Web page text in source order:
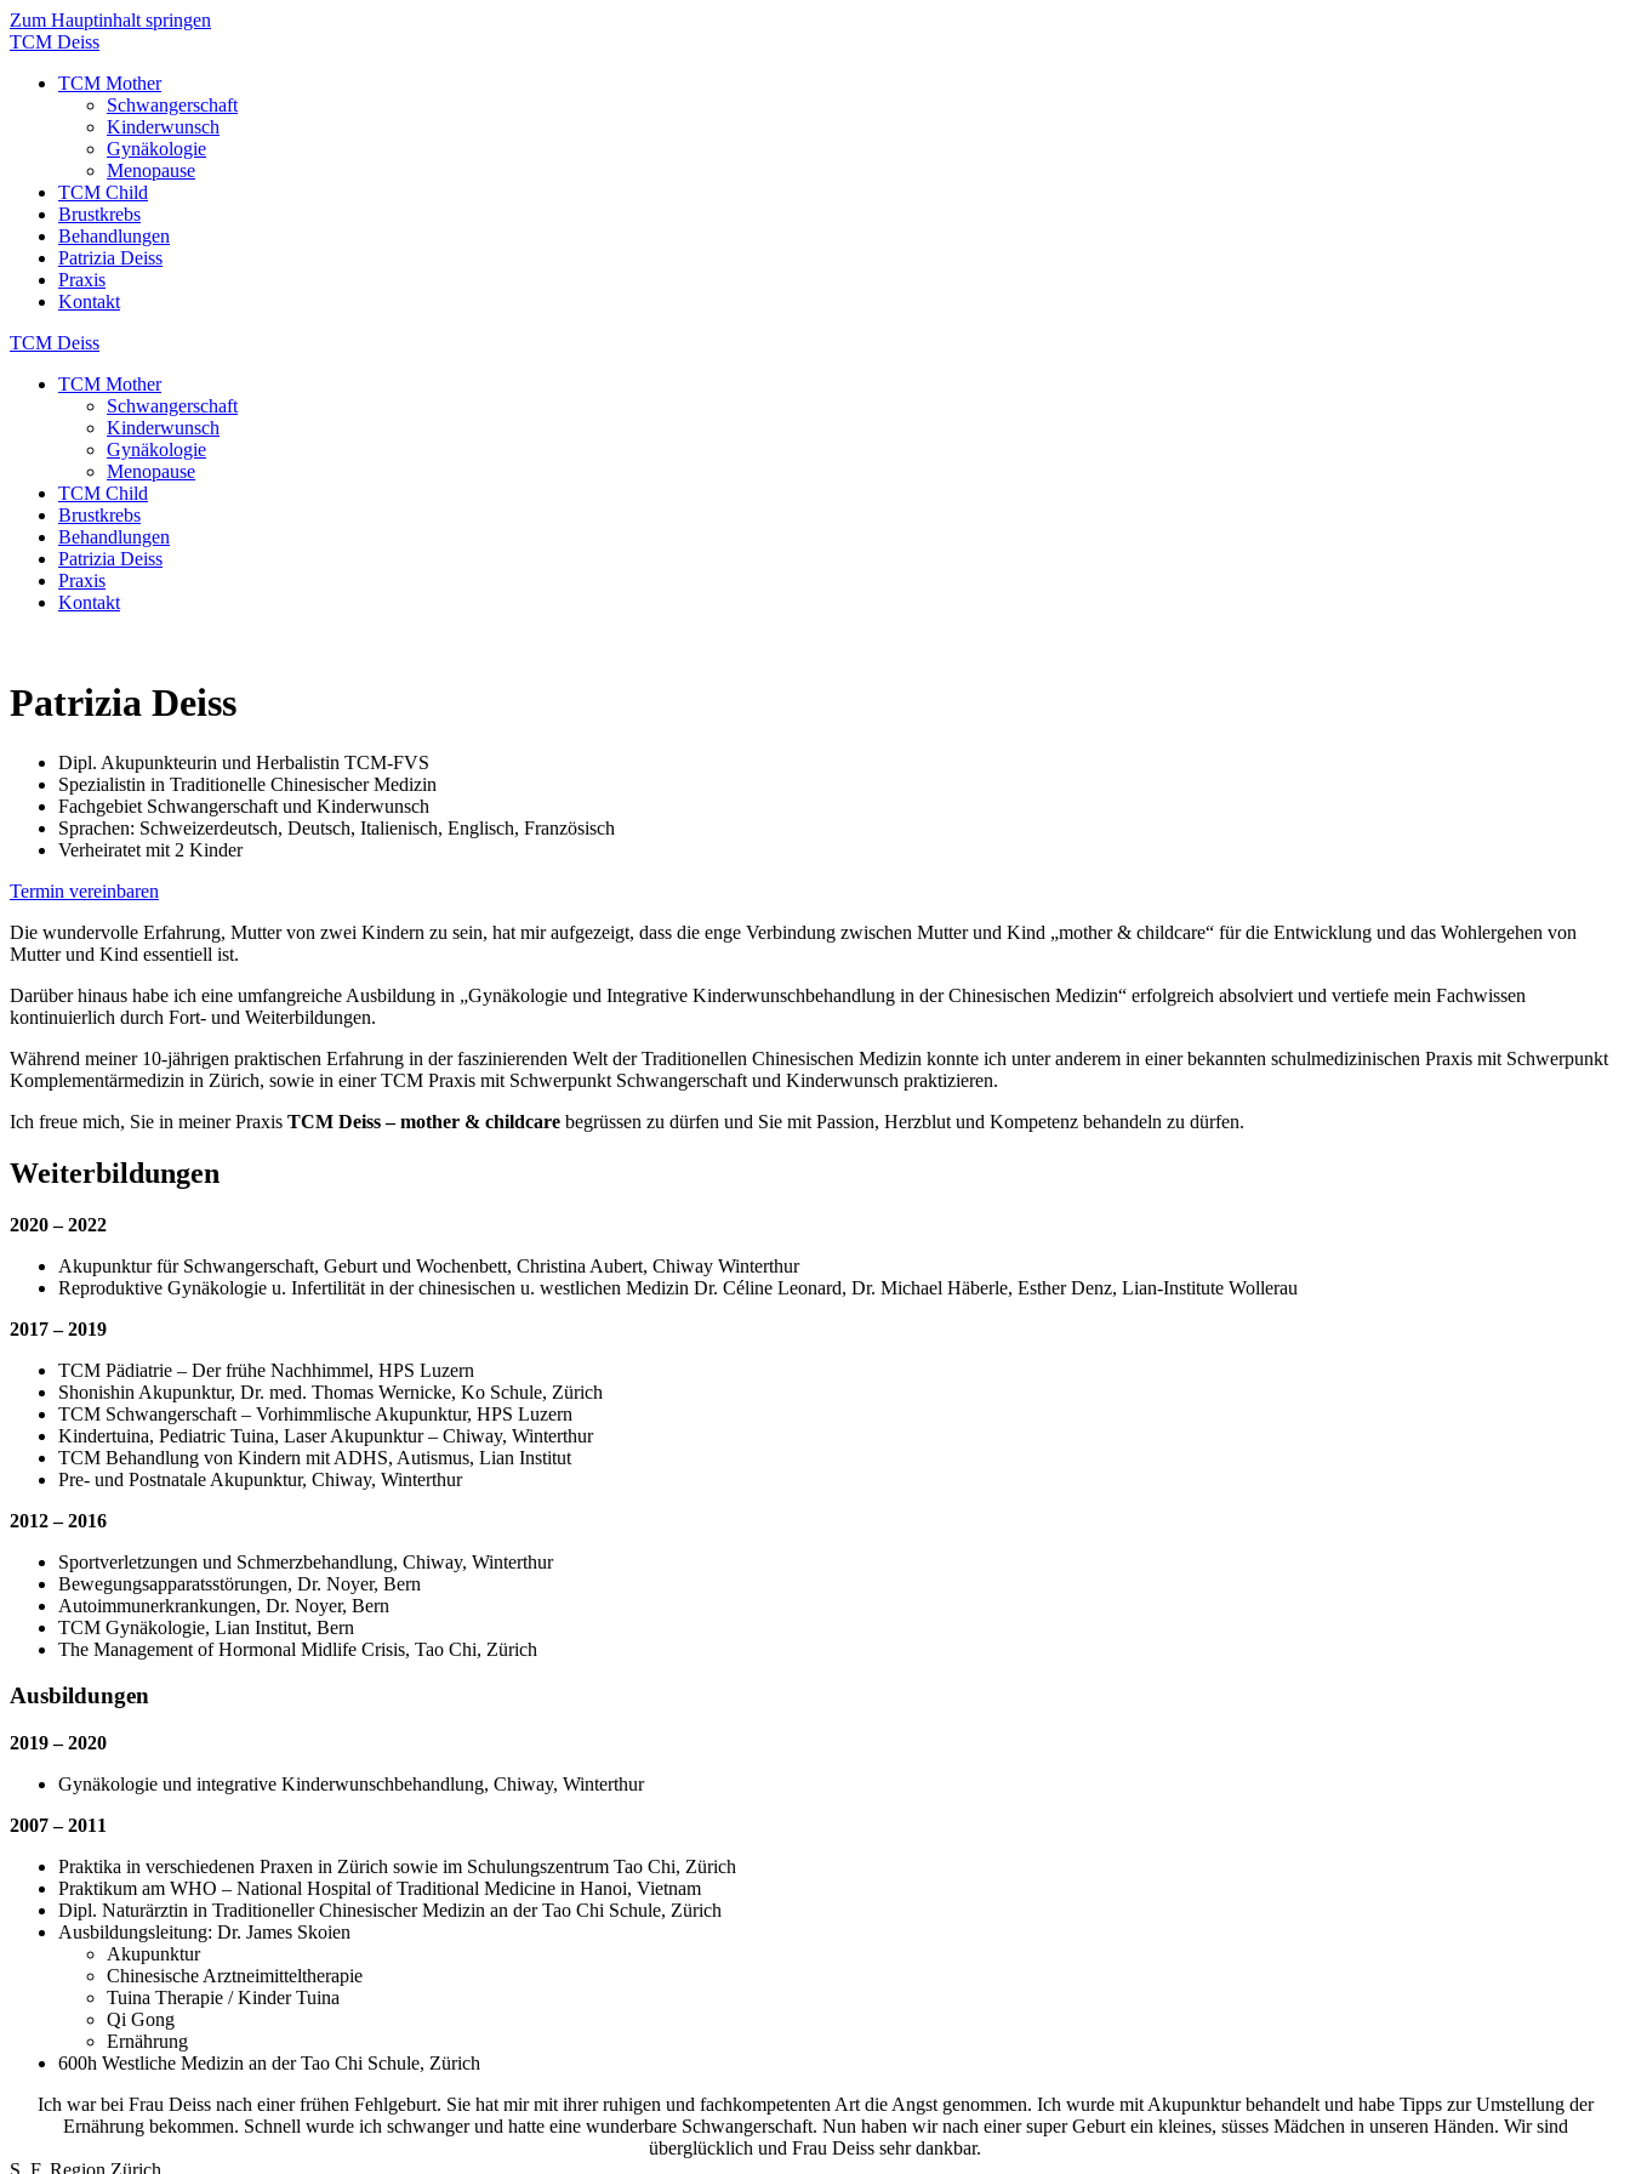
Zum Hauptinhalt springen
TCM Deiss
TCM Mother
Schwangerschaft
Kinderwunsch
Gynäkologie
Menopause
TCM Child
Brustkrebs
Behandlungen
Patrizia Deiss
Praxis
Kontakt
TCM Deiss
TCM Mother
Schwangerschaft
Kinderwunsch
Gynäkologie
Menopause
TCM Child
Brustkrebs
Behandlungen
Patrizia Deiss
Praxis
Kontakt
Patrizia Deiss
Dipl. Akupunkteurin und Herbalistin TCM-FVS
Spezialistin in Traditionelle Chinesischer Medizin
Fachgebiet Schwangerschaft und Kinderwunsch
Sprachen: Schweizerdeutsch, Deutsch, Italienisch, Englisch, Französisch
Verheiratet mit 2 Kinder
Termin vereinbaren
Die wundervolle Erfahrung, Mutter von zwei Kindern zu sein, hat mir aufgezeigt, dass die enge Verbindung zwischen Mutter und Kind „mother & childcare“ für die Entwicklung und das Wohlergehen von
Mutter und Kind essentiell ist.
Darüber hinaus habe ich eine umfangreiche Ausbildung in „Gynäkologie und Integrative Kinderwunschbehandlung in der Chinesischen Medizin“ erfolgreich absolviert und vertiefe mein Fachwissen
kontinuierlich durch Fort- und Weiterbildungen.
Während meiner 10-jährigen praktischen Erfahrung in der faszinierenden Welt der Traditionellen Chinesischen Medizin konnte ich unter anderem in einer bekannten schulmedizinischen Praxis mit Schwerpunkt
Komplementärmedizin in Zürich, sowie in einer TCM Praxis mit Schwerpunkt Schwangerschaft und Kinderwunsch praktizieren.
Ich freue mich, Sie in meiner Praxis TCM Deiss – mother & childcare begrüssen zu dürfen und Sie mit Passion, Herzblut und Kompetenz behandeln zu dürfen.
Weiterbildungen
2020 – 2022
Akupunktur für Schwangerschaft, Geburt und Wochenbett, Christina Aubert, Chiway Winterthur
Reproduktive Gynäkologie u. Infertilität in der chinesischen u. westlichen Medizin Dr. Céline Leonard, Dr. Michael Häberle, Esther Denz, Lian-Institute Wollerau
2017 – 2019
TCM Pädiatrie – Der frühe Nachhimmel, HPS Luzern
Shonishin Akupunktur, Dr. med. Thomas Wernicke, Ko Schule, Zürich
TCM Schwangerschaft – Vorhimmlische Akupunktur, HPS Luzern
Kindertuina, Pediatric Tuina, Laser Akupunktur – Chiway, Winterthur
TCM Behandlung von Kindern mit ADHS, Autismus, Lian Institut
Pre- und Postnatale Akupunktur, Chiway, Winterthur
2012 – 2016
Sportverletzungen und Schmerzbehandlung, Chiway, Winterthur
Bewegungsapparatsstörungen, Dr. Noyer, Bern
Autoimmunerkrankungen, Dr. Noyer, Bern
TCM Gynäkologie, Lian Institut, Bern
The Management of Hormonal Midlife Crisis, Tao Chi, Zürich
Ausbildungen
2019 – 2020
Gynäkologie und integrative Kinderwunschbehandlung, Chiway, Winterthur
2007 – 2011
Praktika in verschiedenen Praxen in Zürich sowie im Schulungszentrum Tao Chi, Zürich
Praktikum am WHO – National Hospital of Traditional Medicine in Hanoi, Vietnam
Dipl. Naturärztin in Traditioneller Chinesischer Medizin an der Tao Chi Schule, Zürich
Ausbildungsleitung: Dr. James Skoien
Akupunktur
Chinesische Arztneimitteltherapie
Tuina Therapie / Kinder Tuina
Qi Gong
Ernährung
600h Westliche Medizin an der Tao Chi Schule, Zürich
Ich war bei Frau Deiss nach einer frühen Fehlgeburt. Sie hat mir mit ihrer ruhigen und fachkompetenten Art die Angst genommen. Ich wurde mit Akupunktur behandelt und habe Tipps zur Umstellung der
Ernährung bekommen. Schnell wurde ich schwanger und hatte eine wunderbare Schwangerschaft. Nun haben wir nach einer super Geburt ein kleines, süsses Mädchen in unseren Händen. Wir sind
überglücklich und Frau Deiss sehr dankbar.